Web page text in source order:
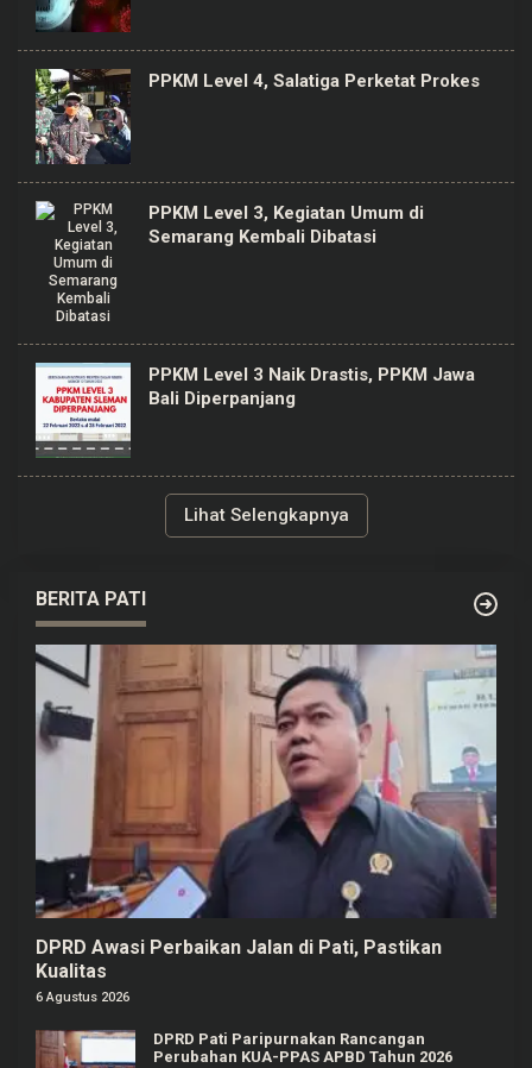
PPKM Level 4, Salatiga Perketat Prokes
PPKM Level 3, Kegiatan Umum di
Semarang Kembali Dibatasi
PPKM Level 3 Naik Drastis, PPKM Jawa
Bali Diperpanjang
Lihat Selengkapnya
BERITA PATI
DPRD Awasi Perbaikan Jalan di Pati, Pastikan
Kualitas
6 Agustus 2026
DPRD Pati Paripurnakan Rancangan
Perubahan KUA-PPAS APBD Tahun 2026